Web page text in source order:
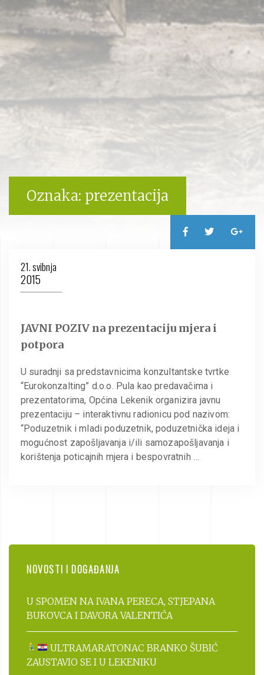
Oznaka: prezentacija
21. svibnja
2015
JAVNI POZIV na prezentaciju mjera i
potpora
U suradnji sa predstavnicima konzultantske tvrtke
“Eurokonzalting” d.o.o. Pula kao predavačima i
prezentatorima, Općina Lekenik organizira javnu
prezentaciju – interaktivnu radionicu pod nazivom:
“Poduzetnik i mladi poduzetnik, poduzetnička ideja i
mogućnost zapošljavanja i/ili samozapošljavanja i
korištenja poticajnih mjera i bespovratnih …
NOVOSTI I DOGAĐANJA
U SPOMEN NA IVANA PERECA, STJEPANA
BUKOVCA I DAVORA VALENTIĆA
ULTRAMARATONAC BRANKO ŠUBIĆ
ZAUSTAVIO SE I U LEKENIKU